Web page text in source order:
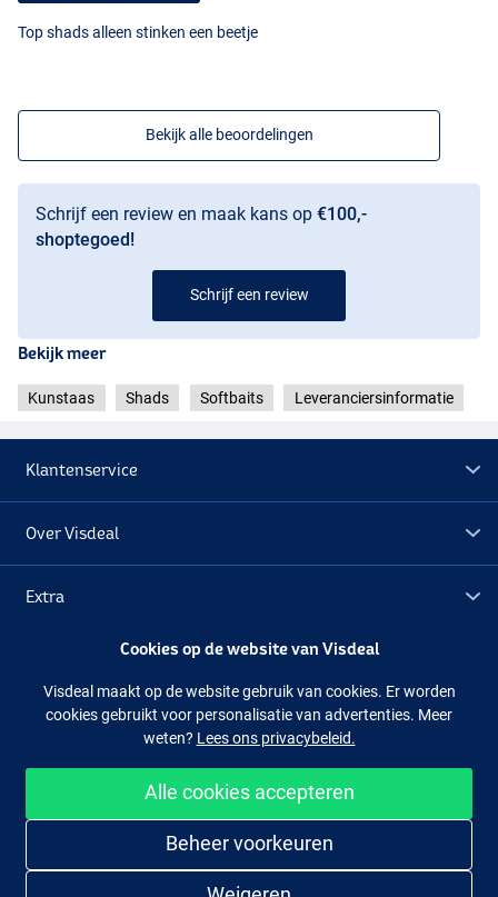
Top shads alleen stinken een beetje
Bekijk alle beoordelingen
Schrijf een review en maak kans op €100,-
shoptegoed!
Schrijf een review
Bekijk meer
Kunstaas Shads Softbaits Leveranciersinformatie
Klantenservice
Over Visdeal
Extra
Facebook Instagram
Makkelijk en veilig shoppen
Cookies op de website van Visdeal
Visdeal maakt op de website gebruik van cookies. Er worden
cookies gebruikt voor personalisatie van advertenties. Meer
weten? Lees ons privacybeleid.
Alle cookies accepteren
Beheer voorkeuren